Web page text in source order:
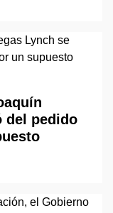
del pedido